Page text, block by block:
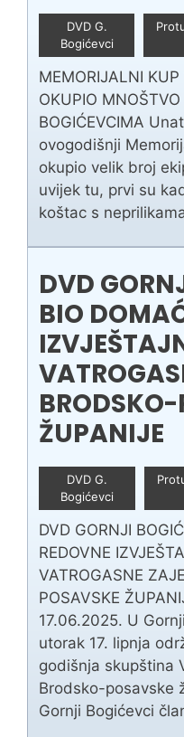
DVD G.
Bogićevci
MEMORIJALNI KUP
OKUPIO
BOGIĆEVCIMA
ovogodišnji
okupio velik broj
uvijek tu, prvi su
koštac s
DVD
BIO
ŽUPANIJE
DVD G.
Bogićevci
DVD GORNJI
REDOVNE
VATROGASNE
POSAVSKE
17.06.2025. U
utorak 17. lipnja
godišnja skupština
Brodsko-posavske
Gornji Bogićevci